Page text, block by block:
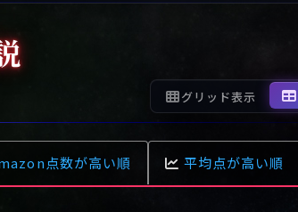
グリッド表示
点数が高い順 平均点が高い順